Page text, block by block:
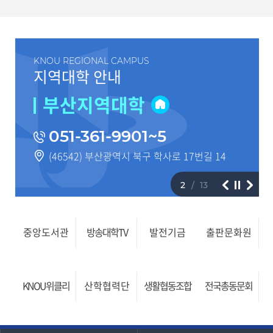
KNOU REGIONAL CAMPUS
지역대학 안내
부산지역대학
051-361-9901~5
(46542) 부산광역시 북구 학사로 17번길 14
2 13
중앙도서관 방송대학TV 발전기금 출판문화원
KNOU위클리 산학협력단 생활협동조합 전국총동문회